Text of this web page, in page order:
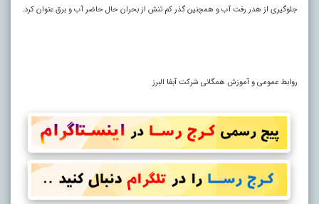
جلوگیری از هدر رفت آب و همچنین گذر کم تنش از بحران حال حاضر آب و برق عنوان کرد.
روابط عمومی و آموزش همگانی شرکت آبفا البرز